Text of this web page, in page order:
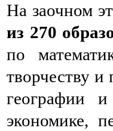
На заочном
из 270
по
творчеству
географии
экономике,